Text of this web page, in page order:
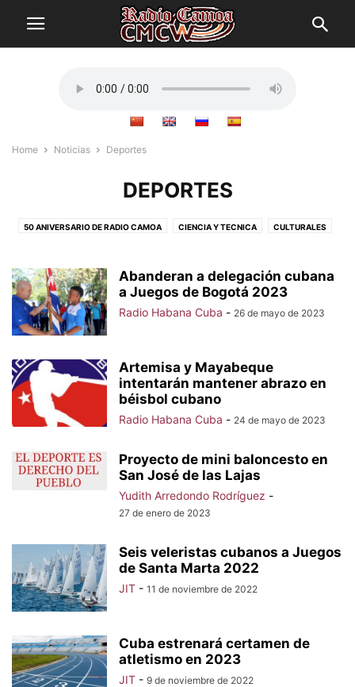
Home Noticias Deportes
DEPORTES
50 ANIVERSARIO DE RADIO CAMOA CIENCIA Y TECNICA CULTURALES
INTERESANTES NACIONALES
TAL COMO SOY
Abanderan a delegación cubana
a Juegos de Bogotá 2023
Radio Habana Cuba - 26 de mayo de 2023
Artemisa y Mayabeque
intentarán mantener abrazo en
béisbol cubano
Radio Habana Cuba - 24 de mayo de 2023
Proyecto de mini baloncesto en
San José de las Lajas
Yudith Arredondo Rodríguez -
27 de enero de 2023
Seis veleristas cubanos a Juegos
de Santa Marta 2022
JIT - 11 de noviembre de 2022
Cuba estrenará certamen de
atletismo en 2023
JIT - 9 de noviembre de 2022